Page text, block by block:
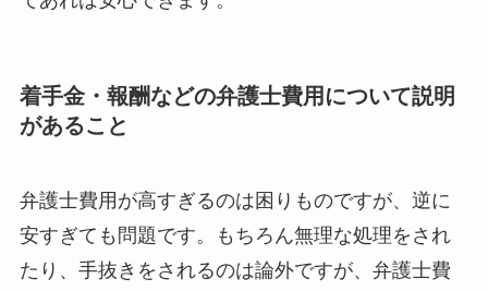
着手金・報酬などの弁護士費用について説明
があること
弁護士費用が高すぎるのは困りものですが、逆に
安すぎても問題です。もちろん無理な処理をされ
たり、手抜きをされるのは論外ですが、弁護士費